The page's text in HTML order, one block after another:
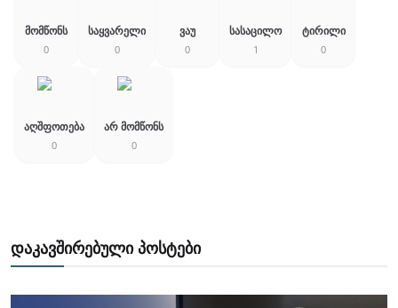
Მომწონს
0
Საყვარელი
0
Ვაუ
0
Სასაცილო
1
Ტირილი
0
Აღშფოთება
0
Არ Მომწონს
0
დაკავშირებული პოსტები